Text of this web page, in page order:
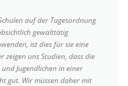
auf der Tagesordnung
gewalttätig
ist dies für sie eine
zeigen uns Studien, dass die
Jugendlichen in einer
gut. Wir müssen daher mit